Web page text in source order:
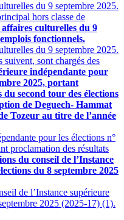
du 9 septembre 2025.
hors classe de
culturelles du 9
fonctionnels.
du 9 septembre 2025.
suivent, sont chargés des
indépendante pour
2025, portant
second tour des élections
de Deguech- Hammat
Tozeur au titre de l’année
pour les élections n°
proclamation des résultats
du conseil de l’Instance
du 8 septembre 2025
de l’Instance supérieure
2025 (2025-17) (1).